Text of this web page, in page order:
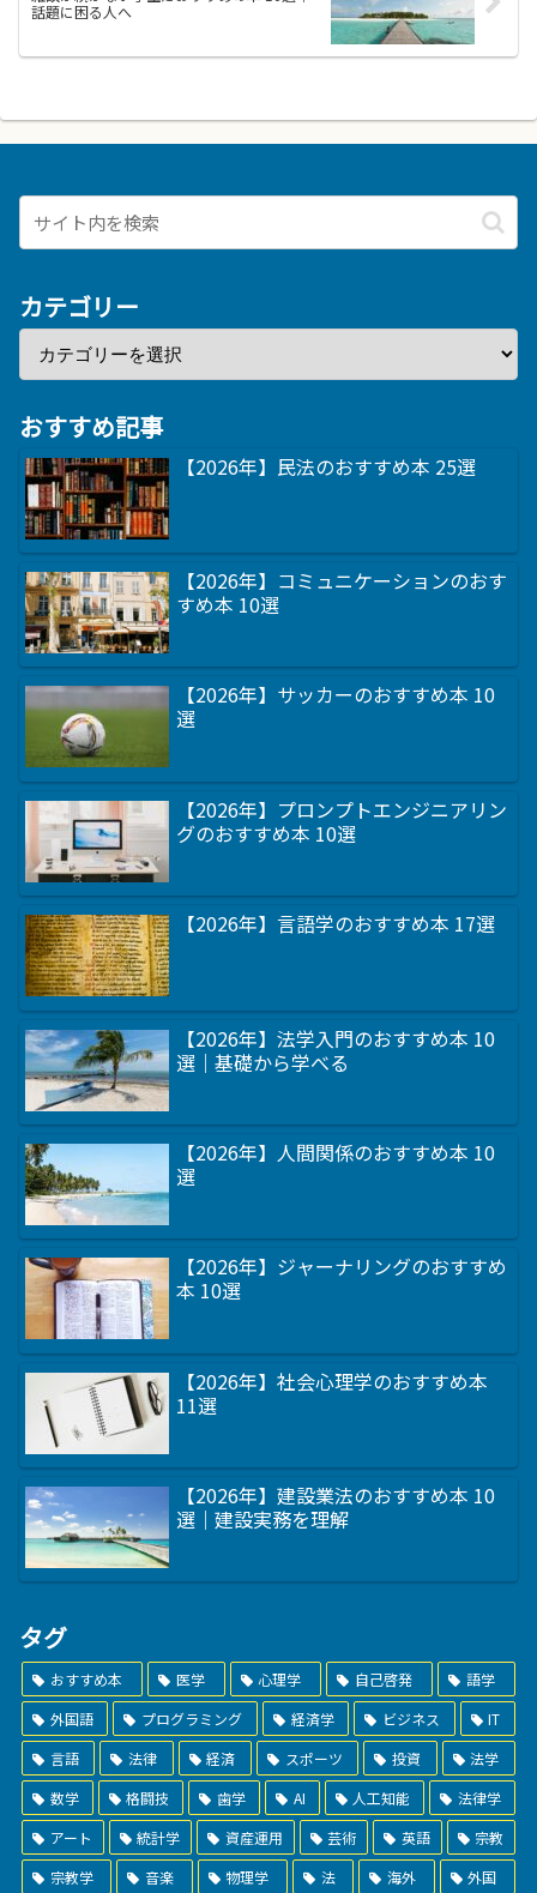
話題に困る人へ
カテゴリー
おすすめ記事
【2026年】民法のおすすめ本 25選
【2026年】コミュニケーションのおす
すめ本 10選
【2026年】サッカーのおすすめ本 10
選
【2026年】プロンプトエンジニアリン
グのおすすめ本 10選
【2026年】言語学のおすすめ本 17選
【2026年】法学入門のおすすめ本 10
選｜基礎から学べる
【2026年】人間関係のおすすめ本 10
選
【2026年】ジャーナリングのおすすめ
本 10選
【2026年】社会心理学のおすすめ本
11選
【2026年】建設業法のおすすめ本 10
選｜建設実務を理解
タグ
おすすめ本 医学 心理学 自己啓発
語学
外国語
プログラミング 経済学 ビジネス
IT
言語
法律 経済 スポーツ 投資
法学
数学
格闘技 歯学 AI 人工知能
法律学
アート
統計学 資産運用 芸術 英語
宗教
宗教学
音楽 物理学 法 海外 外国